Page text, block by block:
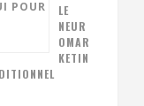
LE
NEUR
OMAR
KETIN